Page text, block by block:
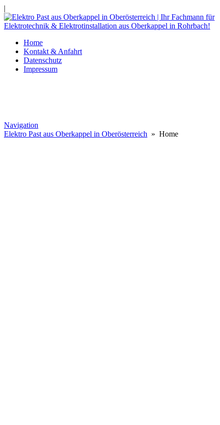
|
Home
Kontakt & Anfahrt
Datenschutz
Impressum
Navigation
Elektro Past aus Oberkappel in Oberösterreich » Home